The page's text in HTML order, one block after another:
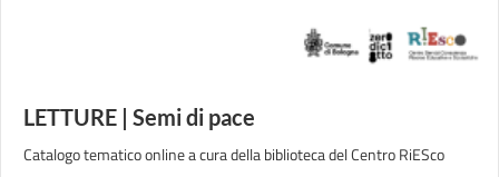
LETTURE | Semi di pace
Catalogo tematico online a cura della biblioteca del Centro RiESco